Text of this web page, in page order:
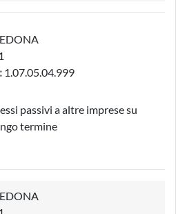
1.07.05.04.999
passivi a altre imprese su
termine